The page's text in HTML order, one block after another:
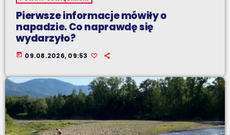
Pierwsze informacje mówiły o
napadzie. Co naprawdę się
wydarzyło?
today 09.08.2026, 09:53